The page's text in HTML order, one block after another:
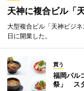
天神に複合ビル「
大型複合ビル「天神ビジ
日に開業した。
買う
福岡パル
祭」 ス